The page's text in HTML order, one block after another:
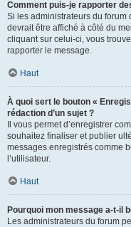
Comment puis-je rapporter
Si les administrateurs du forum
devrait être affiché à côté du
cliquant sur celui-ci, vous
rapporter le message.
Haut
À quoi sert le bouton «
rédaction d’un sujet ?
Il vous permet d’enregistrer
souhaitez finaliser et publier
messages enregistrés comme
l’utilisateur.
Haut
Pourquoi mon message a-t-il
Les administrateurs du forum